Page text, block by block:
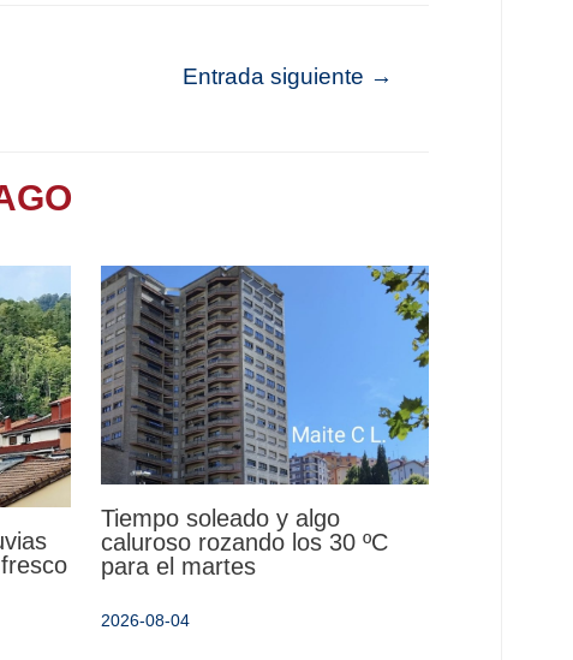
Entrada siguiente →
Tiempo soleado y algo
caluroso rozando los 30 ºC
para el martes
2026-08-04